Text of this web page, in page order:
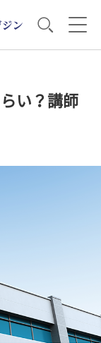
のポイント
い？講師